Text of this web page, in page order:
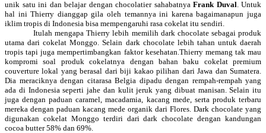
unik satu ini dan belajar dengan chocolatier sahabatnya Frank Duval . Untuk
hal ini Thierry dianggap gila oleh temannya ini karena bagaimanapun juga
iklim tropis di Indonesia bisa mempengaruhi rasa cokelat itu sendiri.
Itulah mengapa Thierry lebih memilih dark chocolate sebagai produk
utama dari cokelat Monggo. Selain dark chocolate lebih tahan untuk daerah
tropis tapi juga mempertimbangkan faktor kesehatan.Thierry memang tak mau
kompromi soal produk cokelatnya dengan bahanbaku cokelat premium
couverture lokal yang berasal dari biji kakao pilihan dari Jawa dan Sumatera.
Dia meraciknya dengan citarasa Belgia dipadu dengan rempah-rempah yang
ada di Indonesia seperti jahe dan kulit jeruk yang dibuat manisan. Selain itu
juga dengan paduan caramel, macadamia, kacang mede, serta produk terbaru
mereka dengan paduan kacang mede organik dari Flores . Dark chocolate yang
digunakan cokelat Monggo terdiri dari dark chocolate dengan kandungan
cocoa butter 58% dan 69%.